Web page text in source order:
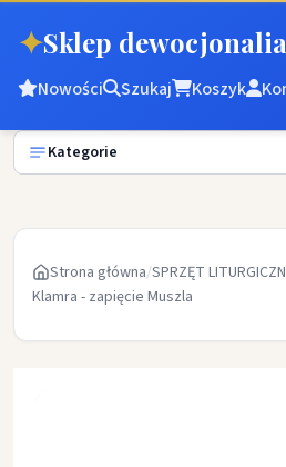
✦Sklep dewocjonalia
Nowości Szukaj Koszyk
Kategorie
Strona główna/SPRZĘT
Klamra - zapięcie Muszla